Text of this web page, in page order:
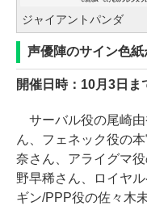
ジャイアントパンダ
声優陣のサイン色
開催日時：10月3日ま
サーバル役の尾崎由
ん、フェネック役の
奈さん、アライグマ
野早稀さん、ロイヤ
ギン/PPP役の佐々木